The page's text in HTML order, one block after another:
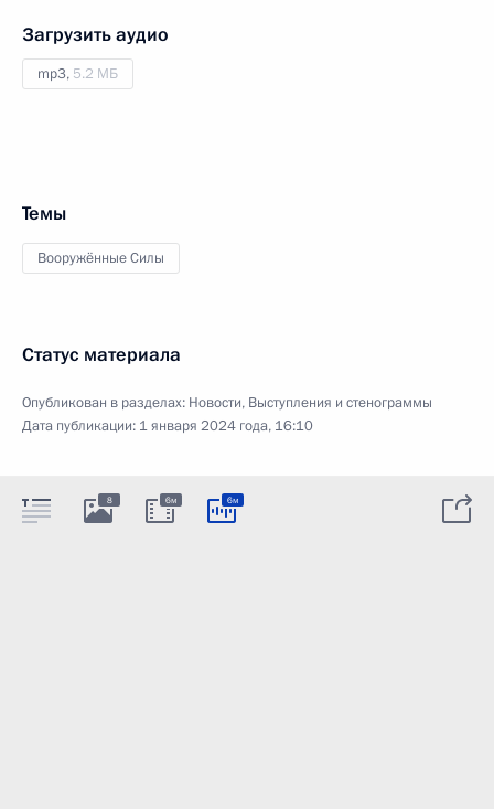
Загрузить аудио
mp3, 5.2 МБ
Темы
Вооружённые Силы
Статус материала
Опубликован в разделах: Новости, Выступления и стенограммы
Дата публикации: 1 января 2024 года, 16:10
8 6м 6м